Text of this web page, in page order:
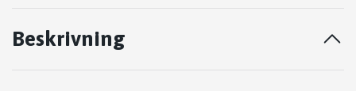
Beskrivning